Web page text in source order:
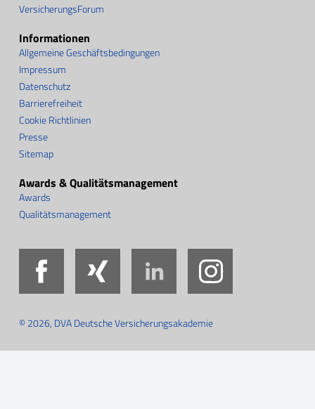
Informationen
Allgemeine Geschäftsbedingungen
Impressum
Datenschutz
Barrierefreiheit
Cookie Richtlinien
Presse
Sitemap
VersicherungsForum
Awards & Qualitätsmanagement
Awards
Qualitätsmanagement
Facebook
Xing LinkedIn
© 2026, DVA Deutsche Versicherungsakademie